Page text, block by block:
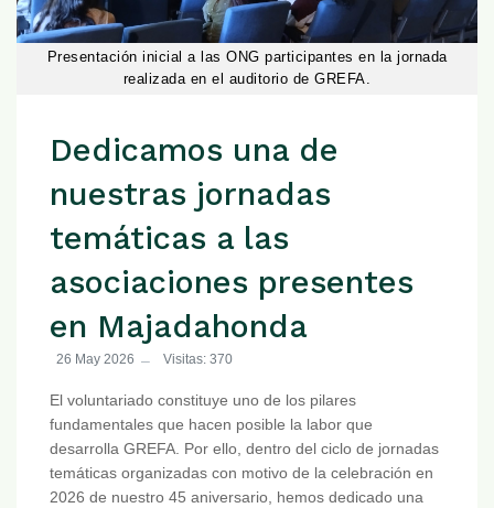
Presentación inicial a las ONG participantes en la jornada
realizada en el auditorio de GREFA.
Dedicamos una de
nuestras jornadas
temáticas a las
asociaciones presentes
en Majadahonda
26 May 2026 Visitas: 370
El voluntariado constituye uno de los pilares
fundamentales que hacen posible la labor que
desarrolla GREFA. Por ello, dentro del ciclo de jornadas
temáticas organizadas con motivo de la celebración en
2026 de nuestro 45 aniversario, hemos dedicado una